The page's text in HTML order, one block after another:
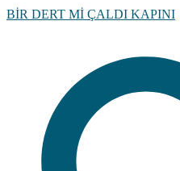
BİR DERT Mİ ÇALDI KAPINI